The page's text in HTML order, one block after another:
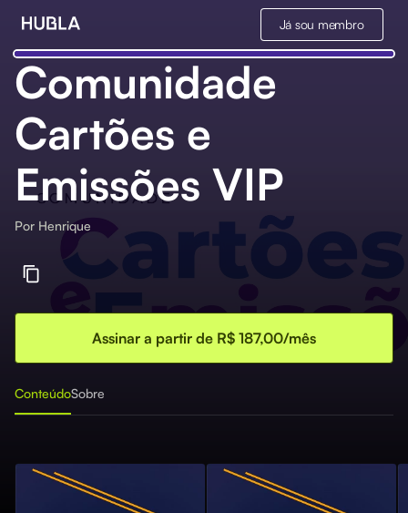
Já sou membro
Comunidade
Cartões e
Emissões VIP
Por Henrique
Assinar a partir de R$ 187,00/mês
ConteúdoSobre